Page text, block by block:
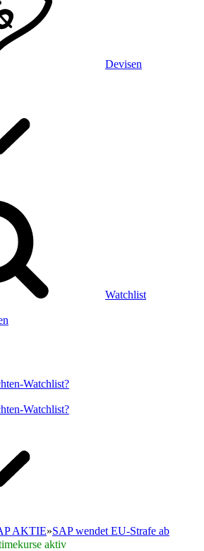
Devisen
Watchlist
Watchlist?
Watchlist?
AKTIE»SAP wendet EU-Strafe ab
aktiv